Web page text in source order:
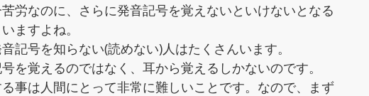
労なのに、さらに発音記号を覚えないといけないとなる
ますよね。
記号を知らない(読めない)人はたくさんいます。
を覚えるのではなく、耳から覚えるしかないのです。
事は人間にとって非常に難しいことです。なので、まず